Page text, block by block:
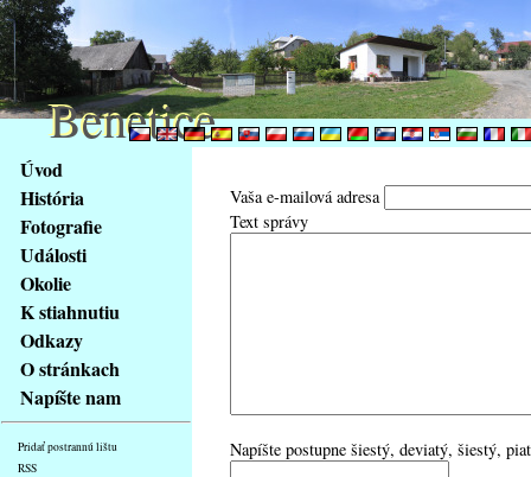
obsah
stránky
Klávesové
zkratky
tomto
webu
základní
Hlavní
strana
Úvod
História
Fotografie
Události
Okolie
K stiahnutiu
Odkazy
O stránkach
Napíšte nam
Pridať postrannú lištu
RSS
Vaša e-mailová adresa
Text správy
Napíšte postupne šiestý, deviatý, šiestý,
Benetice
Benetice